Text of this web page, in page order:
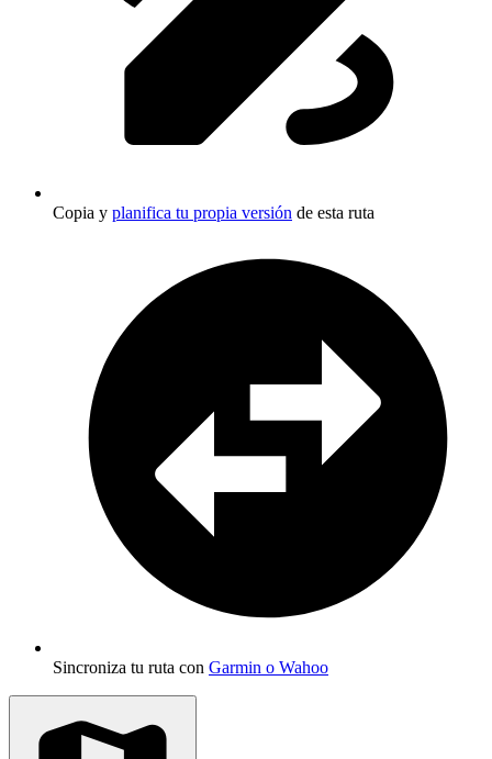
Copia y planifica tu propia versión de esta ruta
Sincroniza tu ruta con Garmin o Wahoo